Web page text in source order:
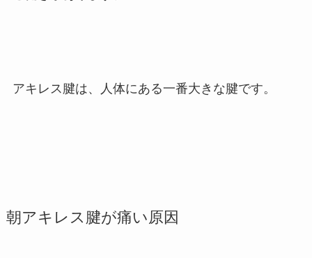
アキレス腱は、人体にある一番大きな腱です。
朝アキレス腱が痛い原因